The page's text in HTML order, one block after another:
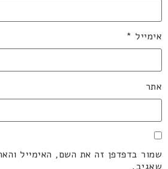
אימייל *
אתר
שמור בדפדפן זה את השם, האימייל